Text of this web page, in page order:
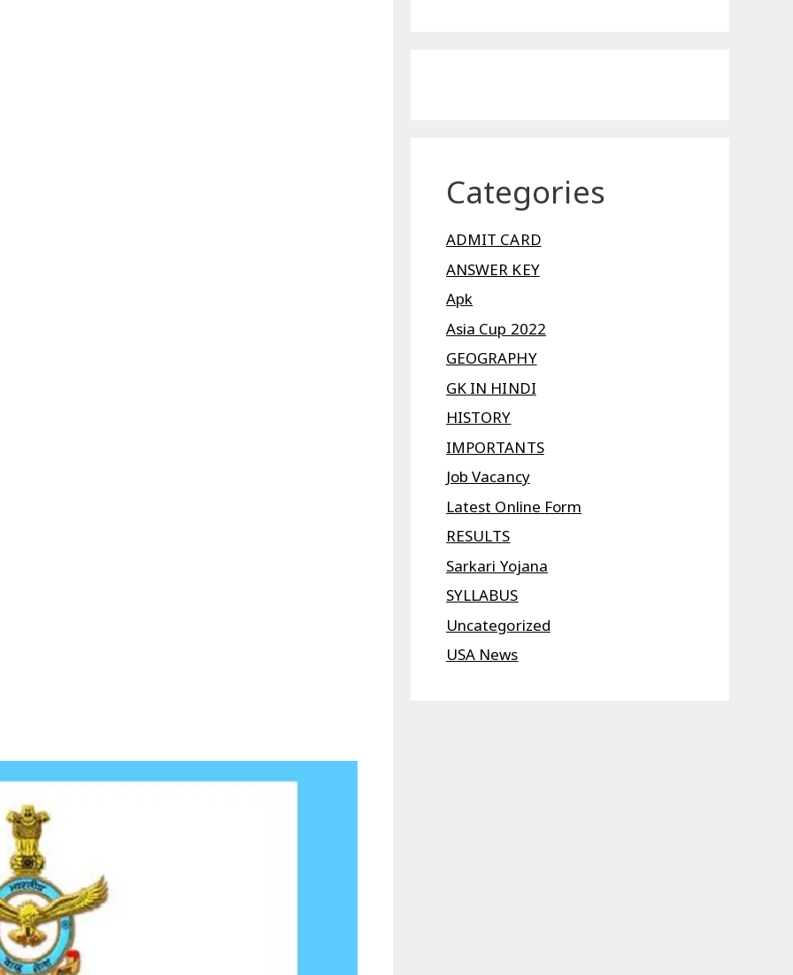
Categories
ADMIT CARD
ANSWER KEY
Apk
Asia Cup 2022
GEOGRAPHY
GK IN HINDI
HISTORY
IMPORTANTS
Job Vacancy
Latest Online Form
RESULTS
Sarkari Yojana
SYLLABUS
Uncategorized
USA News